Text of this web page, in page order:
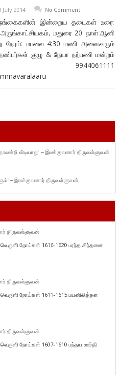
July 2014 No Comment
இன்றைய தடைகள் உரை:
மதுரை 20. நாள்:ஆனி
நேரம்: மாலை 4:30 மணி அனைவரும்
குழு & நேயா நற்பணி மன்றம்
9944061111
விடியாது! – இலக்குவனார் திருவள்ளுவன்
– இலக்குவனார் திருவள்ளுவன்
திருவள்ளுவன்
நோய்கள் 1616-1620 பரந்த சிந்தனை
திருவள்ளுவன்
நோய்கள் 1611-1615 பயனிலித்தள
திருவள்ளுவன்
நோய்கள் 1607-1610 பந்தய ஊர்தி